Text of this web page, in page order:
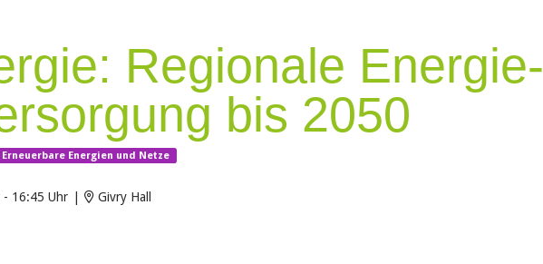
Regionale Energie-
bis 2050
Erneuerbare Energien und Netze
- 16:45 Uhr Givry Hall